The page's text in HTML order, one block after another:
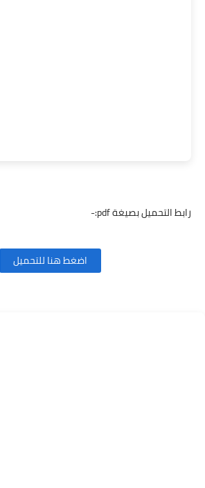
رابط التحميل بصيغة pdf:-
اضغط هنا للتحميل